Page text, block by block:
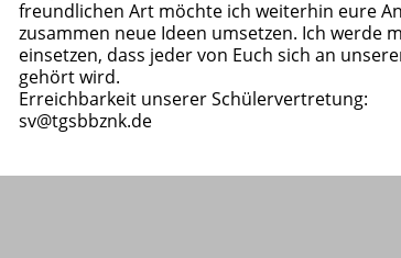
freundlichen Art möchte ich weiterhin eure
zusammen neue Ideen umsetzen. Ich werde
einsetzen, dass jeder von Euch sich an
gehört wird.
Erreichbarkeit unserer Schülervertretung:
sv@tgsbbznk.de